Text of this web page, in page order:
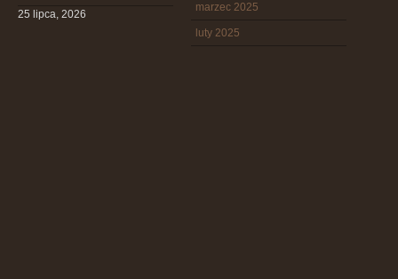
25 lipca, 2026
marzec 2025
luty 2025